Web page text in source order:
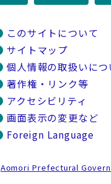
このサイトについて
サイトマップ
個人情報の取扱いにつ
著作権・リンク等
アクセシビリティ
画面表示の変更など
Foreign Language
Aomori Prefectural